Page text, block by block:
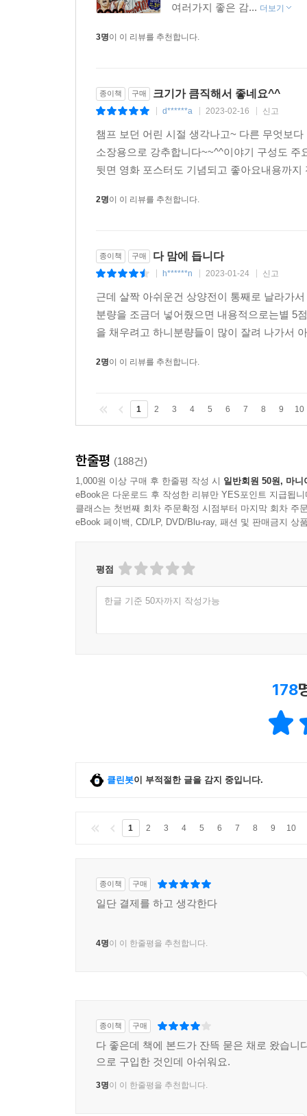
여러가지 좋은 감... 더보기
3명이 이 리뷰를 추천합니다.
종이책 구매 크기가 큼직해서 좋네요^^
d******a 2023-02-16 신고
챔프 보던 어린 시절 생각나고~ 다른 무엇보
소장용으로 강추합니다~~^^이야기 구성도
뒷면 영화 포스터도 기념되고 좋아요내용까
2명이 이 리뷰를 추천합니다.
종이책 구매 다 맘에 듭니다
h******n 2023-01-24 신고
근데 살짝 아쉬운건 상양전이 통째로 날라가
분량을 조금더 넣어줬으면 내용적으로는별 5
을 채우려고 하니분량들이 많이 잘려 나가서
2명이 이 리뷰를 추천합니다.
1 2 3 4 5 6 7 8 9 10
한줄평 (188건)
1,000원 이상 구매 후 한줄평 작성 시 일반회원 50원, 마니
eBook은 다운로드 후 작성한 리뷰만 YES포인트 지급됩니
클래스는 첫번째 회차 주문확정 시점부터 마지막 회차 주
eBook 페이백, CD/LP, DVD/Blu-ray, 패션 및 판매금지 상
평점
한글 기준 50자까지 작성가능
178
클린봇이 부적절한 글을 감지 중입니다.
1 2 3 4 5 6 7 8 9 10
종이책 구매
일단 결제를 하고 생각한다
4명이 이 한줄평을 추천합니다.
종이책 구매
다 좋은데 책에 본드가 잔뜩 묻은 채로 왔습니
으로 구입한 것인데 아쉬워요.
3명이 이 한줄평을 추천합니다.